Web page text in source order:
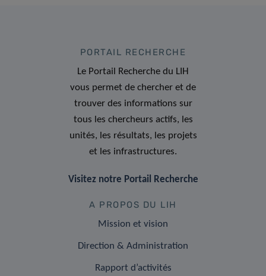
PORTAIL RECHERCHE
Le Portail Recherche du LIH
vous permet de chercher et de
trouver des informations sur
tous les chercheurs actifs, les
unités, les résultats, les projets
et les infrastructures.
Visitez notre Portail Recherche
A PROPOS DU LIH
Mission et vision
Direction & Administration
Rapport d’activités